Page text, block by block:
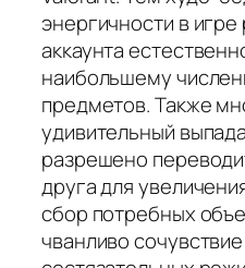
энергичности в
аккаунта
наибольшему
предметов. Также
удивительный
разрешено
друга для
сбор потребных
чванливо